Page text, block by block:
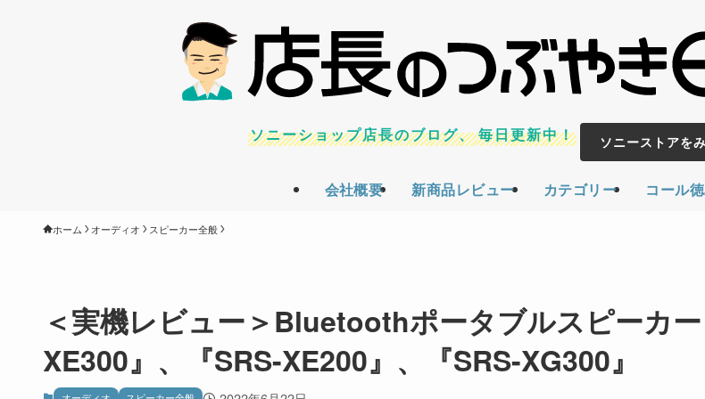
会社概要 新商品レビュー カテゴリー コール
ソニーショップ店長のブログ、毎日更新中！ ソニーストアを
ホーム オーディオ スピーカー全般
＜実機レビュー＞Bluetoothポータブルスピーカ
XE300』、『SRS-XE200』、『SRS-XG300』